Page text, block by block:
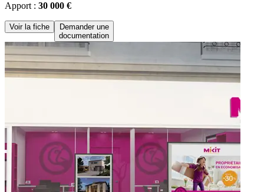
Apport : 30 000 €
Voir la fiche
Demander une
documentation